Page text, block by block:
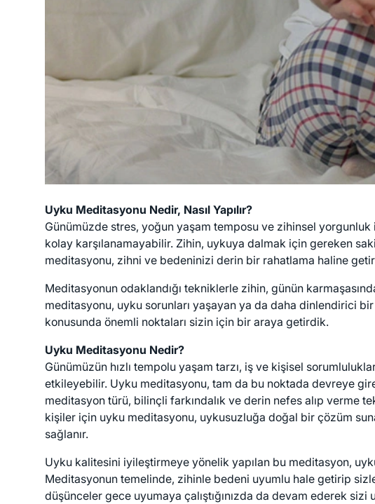
Uyku Meditasyonu Nedir, Nasıl Yapılır?
Günümüzde stres, yoğun yaşam temposu ve zihinsel yorgunluk
kolay karşılanamayabilir. Zihin, uykuya dalmak için gereken
meditasyonu, zihni ve bedeninizi derin bir rahatlama haline
Meditasyonun odaklandığı tekniklerle zihin, günün
meditasyonu, uyku sorunları yaşayan ya da daha dinlendirici
konusunda önemli noktaları sizin için bir araya getirdik.
Uyku Meditasyonu Nedir?
Günümüzün hızlı tempolu yaşam tarzı, iş ve kişisel
etkileyebilir. Uyku meditasyonu, tam da bu noktada devreye
meditasyon türü, bilinçli farkındalık ve derin nefes alıp verme
kişiler için uyku meditasyonu, uykusuzluğa doğal bir çözüm
sağlanır.
Uyku kalitesini iyileştirmeye yönelik yapılan bu meditasyon,
Meditasyonun temelinde, zihinle bedeni uyumlu hale getirip
düşünceler gece uyumaya çalıştığınızda da devam ederek